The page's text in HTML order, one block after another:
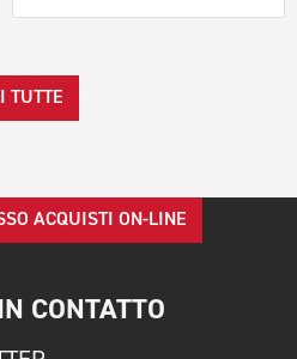
TUTTE
ACQUISTI ON-LINE
CONTATTO